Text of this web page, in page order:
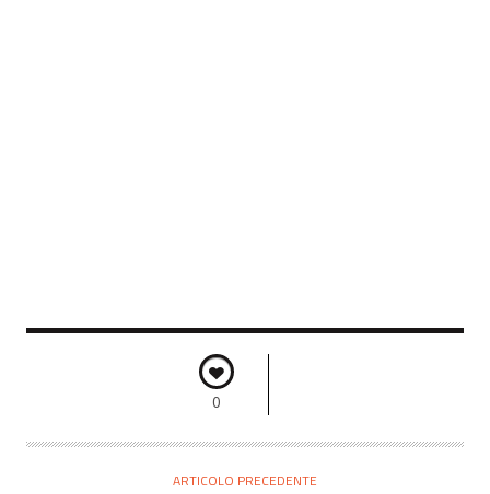
0
ARTICOLO PRECEDENTE